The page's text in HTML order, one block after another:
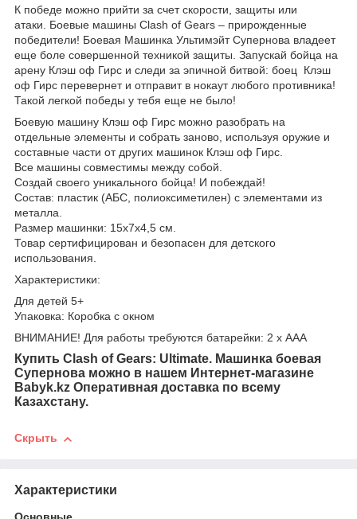
К победе можно прийти за счет скорости, защиты или
атаки. Боевые машины Clash of Gears – прирожденные
победители! Боевая Машинка Ультимэйт Супернова владеет
еще боле совершенной техникой защиты. Запускай бойца на
арену Клэш оф Гирс и следи за эпичной битвой: боец Клэш
оф Гирс перевернет и отправит в нокаут любого противника!
Такой легкой победы у тебя еще не было!
Боевую машину Клэш оф Гирс можно разобрать на
отдельные элементы и собрать заново, используя оружие и
составные части от других машинок Клэш оф Гирс.
Все машины совместимы между собой.
Создай своего уникального бойца! И побеждай!
Состав: пластик (АБС, полиоксиметилен) с элементами из
металла.
Размер машинки: 15х7х4,5 см.
Товар сертифицирован и безопасен для детского
использования.
Характеристики:
Для детей 5+
Упаковка: Коробка с окном
ВНИМАНИЕ! Для работы требуются батарейки: 2 х ААА
Купить Clash of Gears: Ultimate. Машинка боевая
Супернова можно в нашем Интернет-магазине
Babyk.kz Оперативная доставка по всему
Казахстану.
Скрыть
Характеристики
Основные